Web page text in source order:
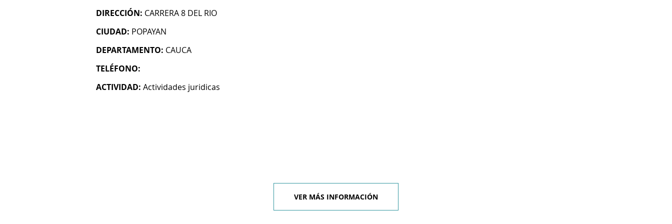
DIRECCIÓN: CARRERA 8 DEL RIO
CIUDAD: POPAYAN
DEPARTAMENTO: CAUCA
TELÉFONO:
ACTIVIDAD: Actividades juridicas
VER MÁS INFORMACIÓN